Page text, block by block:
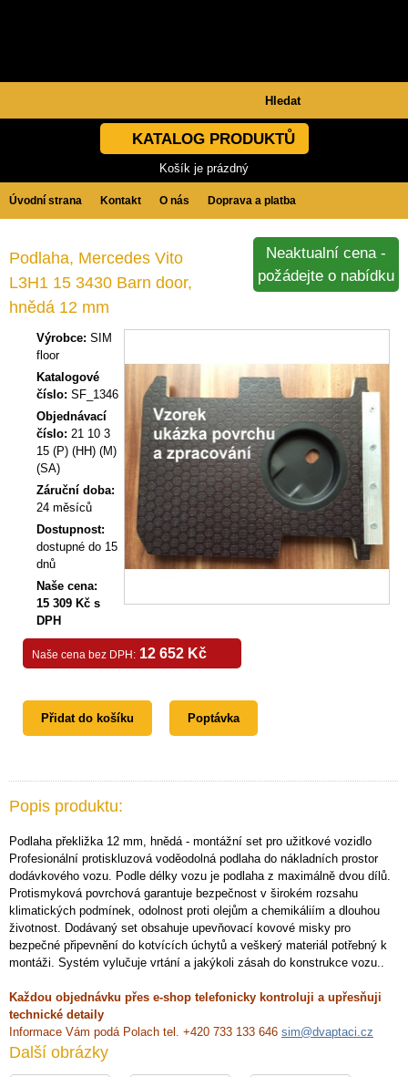
KATALOG PRODUKTŮ
Košík je prázdný
Úvodní strana Kontakt O nás Doprava a platba
Podlaha, Mercedes Vito
L3H1 15 3430 Barn door,
hnědá 12 mm
Výrobce: SIM
floor
Katalogové
číslo: SF_1346
Objednávací
číslo: 21 10 3
15 (P) (HH) (M)
(SA)
Záruční doba:
24 měsíců
Dostupnost:
dostupné do 15
dnů
Naše cena:
15 309 Kč s
DPH
Naše cena bez DPH: 12 652 Kč
Neaktualní cena -
požádejte o nabídku
Přidat do košíku Poptávka
Popis produktu:
Podlaha překližka 12 mm, hnědá - montážní set pro užitkové vozidlo
Profesionální protiskluzová voděodolná podlaha do nákladních prostor
dodávkového vozu. Podle délky vozu je podlaha z maximálně dvou dílů.
Protismyková povrchová garantuje bezpečnost v širokém rozsahu
klimatických podmínek, odolnost proti olejům a chemikáliím a dlouhou
životnost. Dodávaný set obsahuje upevňovací kovové misky pro
bezpečné připevnění do kotvících úchytů a veškerý materiál potřebný k
montáži. Systém vylučuje vrtání a jakýkoli zásah do konstrukce vozu..
Každou objednávku přes e-shop telefonicky kontroluji a upřesňuji
technické detaily
Informace Vám podá Polach tel. +420 733 133 646 sim@dvaptaci.cz
Další obrázky